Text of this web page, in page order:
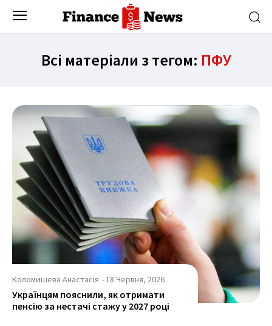
Всі матеріали з тегом: ПФУ
Коломишева Анастасія -18 Червня, 2026
Українцям пояснили, як отримати
пенсію за нестачі стажу у 2027 році